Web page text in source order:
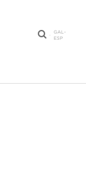
·
GAL-
ESP